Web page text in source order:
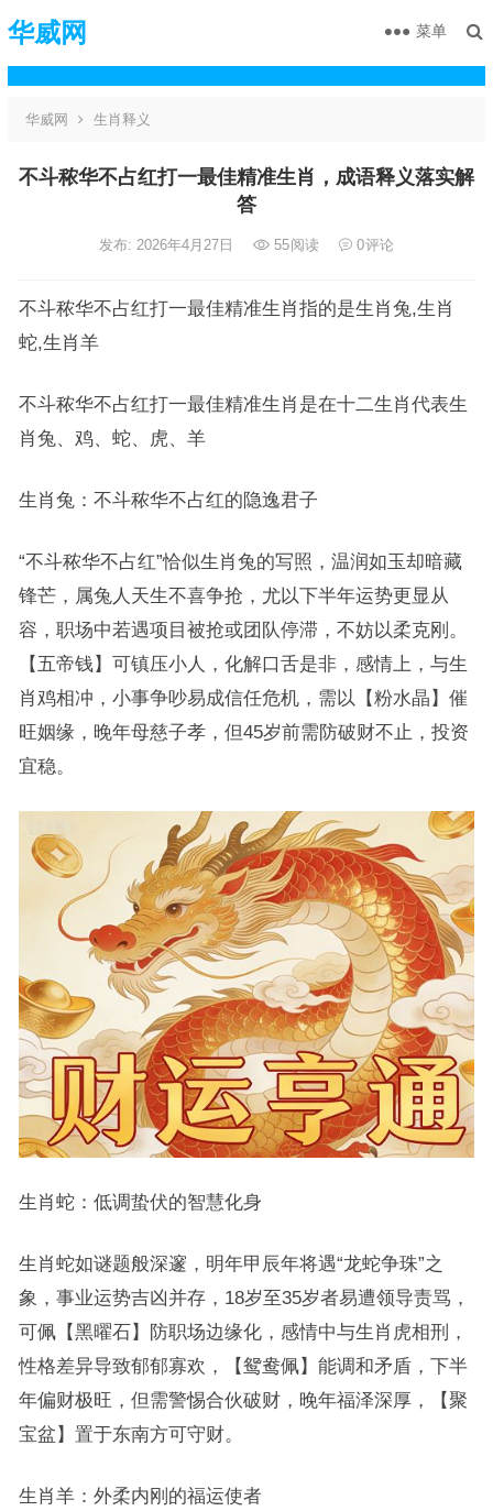
华威网 菜单
华威网 生肖释义
不斗秾华不占红打一最佳精准生肖，成语释义落实解
答
发布: 2026年4月27日 55阅读 0评论
不斗秾华不占红打一最佳精准生肖指的是生肖兔,生肖
蛇,生肖羊
不斗秾华不占红打一最佳精准生肖是在十二生肖代表生
肖兔、鸡、蛇、虎、羊
生肖兔：不斗秾华不占红的隐逸君子
“不斗秾华不占红”恰似生肖兔的写照，温润如玉却暗藏
锋芒，属兔人天生不喜争抢，尤以下半年运势更显从
容，职场中若遇项目被抢或团队停滞，不妨以柔克刚。
【五帝钱】可镇压小人，化解口舌是非，感情上，与生
肖鸡相冲，小事争吵易成信任危机，需以【粉水晶】催
旺姻缘，晚年母慈子孝，但45岁前需防破财不止，投资
宜稳。
生肖蛇：低调蛰伏的智慧化身
生肖蛇如谜题般深邃，明年甲辰年将遇“龙蛇争珠”之
象，事业运势吉凶并存，18岁至35岁者易遭领导责骂，
可佩【黑曜石】防职场边缘化，感情中与生肖虎相刑，
性格差异导致郁郁寡欢，【鸳鸯佩】能调和矛盾，下半
年偏财极旺，但需警惕合伙破财，晚年福泽深厚，【聚
宝盆】置于东南方可守财。
生肖羊：外柔内刚的福运使者